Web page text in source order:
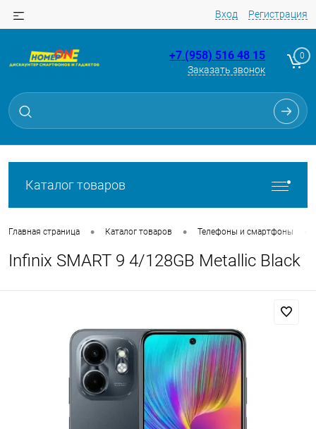
Вход Регистрация
+7 (958) 516 48 15
Заказать звонок
0
Каталог товаров
Главная страница • Каталог товаров • Телефоны и смартфоны
Infinix SMART 9 4/128GB Metallic Black
Для клиентов всех банков
Разбейте
без переплат
Сегодня
Добавляйте товары
в корзину
Оплачивайте сегодня только
% картой любого банка